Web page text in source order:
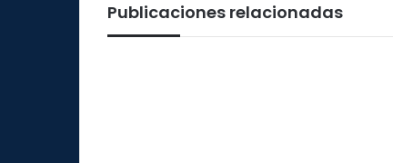
Publicaciones relacionadas